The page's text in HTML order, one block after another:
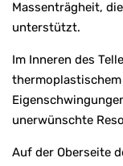
Massenträgheit,
unterstützt.
Im Inneren des
unerwünschte
Auf der Oberseite